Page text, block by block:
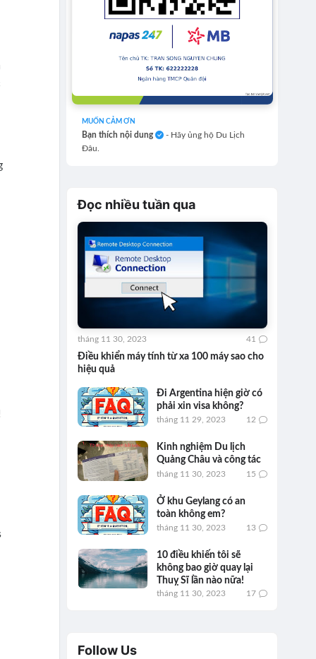
MUỐN CẢM ƠN
Bạn thích nội dung
- Hãy ủng hộ Du Lịch
Đâu.
Đọc nhiều tuần qua
Điều khiển máy tính từ xa 100 máy sao cho
hiệu quả
tháng 11 30, 2023 41
Đi Argentina hiện giờ có
phải xin visa không?
tháng 11 29, 2023 12
Kinh nghiệm Du lịch
Quảng Châu và công tác
tháng 11 30, 2023 15
Ở khu Geylang có an
toàn không em?
tháng 11 30, 2023 13
10 điều khiến tôi sẽ
không bao giờ quay lại
Thuỵ Sĩ lần nào nữa!
tháng 11 30, 2023 17
Follow Us